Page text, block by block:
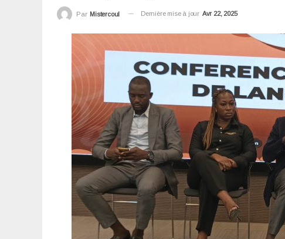
Par Mistercoul Dernière mise à jour Avr 22, 2025